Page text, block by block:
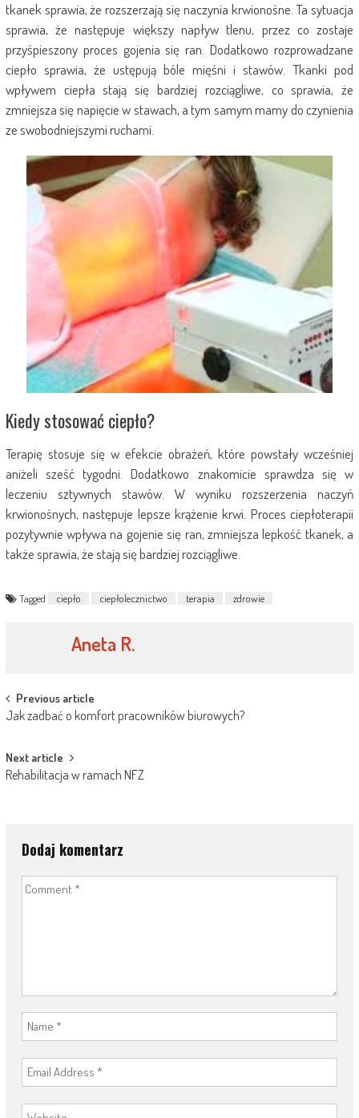
tkanek sprawia, że rozszerzają się naczynia krwionośne. Ta sytuacja
sprawia, że następuje większy napływ tlenu, przez co zostaje
przyśpieszony proces gojenia się ran. Dodatkowo rozprowadzane
ciepło sprawia, że ustępują bóle mięśni i stawów. Tkanki pod
wpływem ciepła stają się bardziej rozciągliwe, co sprawia, że
zmniejsza się napięcie w stawach, a tym samym mamy do czynienia
ze swobodniejszymi ruchami.
Kiedy stosować ciepło?
Terapię stosuje się w efekcie obrażeń, które powstały wcześniej
aniżeli sześć tygodni. Dodatkowo znakomicie sprawdza się w
leczeniu sztywnych stawów. W wyniku rozszerzenia naczyń
krwionośnych, następuje lepsze krążenie krwi. Proces ciepłoterapii
pozytywnie wpływa na gojenie się ran, zmniejsza lepkość tkanek, a
także sprawia, że stają się bardziej rozciągliwe.
Tagged ciepło ciepłolecznictwo terapia zdrowie
Aneta R.
Post
navigation
Previous article
Jak zadbać o komfort pracowników biurowych?
Next article
Rehabilitacja w ramach NFZ
Dodaj komentarz